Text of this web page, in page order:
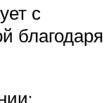
с
благодаря